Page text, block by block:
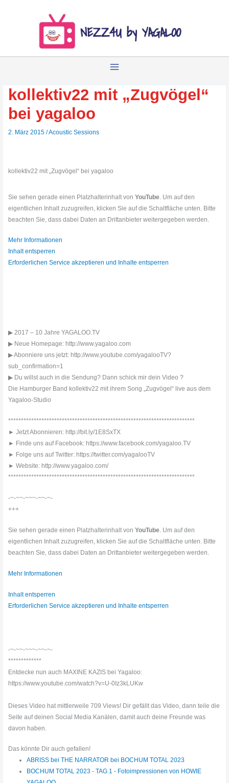
kollektiv22 mit „Zugvögel“
bei yagaloo
2. März 2015/Acoustic Sessions
kollektiv22 mit „Zugvögel“ bei yagaloo
Sie sehen gerade einen Platzhalterinhalt vonYouTube . Um auf den
eigentlichen Inhalt zuzugreifen, klicken Sie auf die Schaltfläche unten. Bitte
beachten Sie, dass dabei Daten an Drittanbieter weitergegeben werden.
Mehr Informationen
Inhalt entsperren
Erforderlichen Service akzeptieren und Inhalte entsperren
▶ 2017 – 10 Jahre YAGALOO.TV
▶ Neue Homepage: http://www.yagaloo.com
▶ Abonniere uns jetzt: http://www.youtube.com/yagalooTV?
sub_confirmation=1
▶ Du willst auch in die Sendung? Dann schick mir dein Video ?
Die Hamburger Band kollektiv22 mit ihrem Song „Zugvögel“ live aus dem
Yagaloo-Studio
*************************************************************************
► Jetzt Abonnieren: http://bit.ly/1E8SxTX
► Finde uns auf Facebook: https://www.facebook.com/yagaloo.TV
► Folge uns auf Twitter: https://twitter.com/yagalooTV
► Website: http://www.yagaloo.com/
*************************************************************************
-~-~~-~~~-~~-~-
+++
Sie sehen gerade einen Platzhalterinhalt vonYouTube. Um auf den
eigentlichen Inhalt zuzugreifen, klicken Sie auf die Schaltfläche unten. Bitte
beachten Sie, dass dabei Daten an Drittanbieter weitergegeben werden.
Mehr Informationen
Inhalt entsperren
Erforderlichen Service akzeptieren und Inhalte entsperren
-~-~~-~~~-~~-~-
*************
Entdecke nun auch MAXINE KAZIS bei Yagaloo:
https://www.youtube.com/watch?v=U-0Iz3kLUKw
Dieses Video hat mittlerweile 709 Views! Dir gefällt das Video, dann teile die
Seite auf deinen Social Media Kanälen, damit auch deine Freunde was
davon haben.
Das könnte Dir auch gefallen!
ABRISS bei THE NARRATOR bei BOCHUM TOTAL 2023
BOCHUM TOTAL 2023 - TAG 1 - Fotoimpressionen von HOWIE